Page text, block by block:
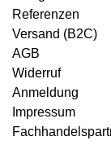
Referenzen
Versand (B2C)
AGB
Widerruf
Anmeldung
Impressum